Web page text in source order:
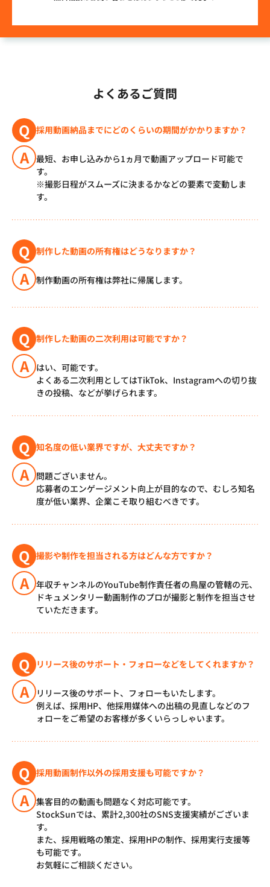
よくあるご質問
Q 採用動画納品までにどのくらいの期間がかかりますか？
A
最短、お申し込みから1ヵ月で動画アップロード可能で
す。
※撮影日程がスムーズに決まるかなどの要素で変動しま
す。
Q 制作した動画の所有権はどうなりますか？
A 制作動画の所有権は弊社に帰属します。
Q 制作した動画の二次利用は可能ですか？
A
はい、可能です。
よくある二次利用としてはTikTok、Instagramへの切り抜
きの投稿、などが挙げられます。
Q 知名度の低い業界ですが、大丈夫ですか？
A
問題ございません。
応募者のエンゲージメント向上が目的なので、むしろ知名
度が低い業界、企業こそ取り組むべきです。
Q 撮影や制作を担当される方はどんな方ですか？
A
年収チャンネルのYouTube制作責任者の鳥屋の管轄の元、
ドキュメンタリー動画制作のプロが撮影と制作を担当させ
ていただきます。
Q リリース後のサポート・フォローなどをしてくれますか？
A
リリース後のサポート、フォローもいたします。
例えば、採用HP、他採用媒体への出稿の見直しなどのフ
ォローをご希望のお客様が多くいらっしゃいます。
Q 採用動画制作以外の採用支援も可能ですか？
A
集客目的の動画も問題なく対応可能です。
StockSunでは、累計2,300社のSNS支援実績がございま
す。
また、採用戦略の策定、採用HPの制作、採用実行支援等
も可能です。
お気軽にご相談ください。